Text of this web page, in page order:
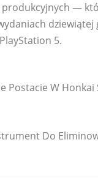
—
dziewiątej
5.
Postacie W Honkai
Do